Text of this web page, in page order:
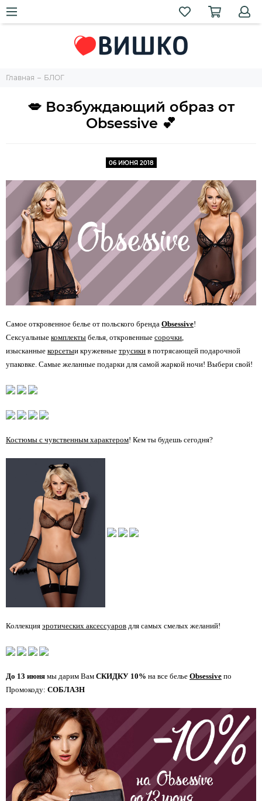
Главная БЛОГ
💋 Возбуждающий образ от
Obsessive 💕
06 ИЮНЯ 2018
Самое откровенное белье от польского бренда Obsessive!
Сексуальные комплекты белья, откровенные сорочки
изысканные корсетыи кружевные трусики в потрясающей подарочной
упаковке. Самые желанные подарки для самой жаркой ночи! Выбери свой!
Костюмы с чувственным характером! Кем ты будешь сегодня?
Коллекция эротических аксессуаров для самых смелых желаний!
До 13 июня мы дарим Вам СКИДКУ 10% на все белье Obsessive по
Промокоду: СОБЛАЗН